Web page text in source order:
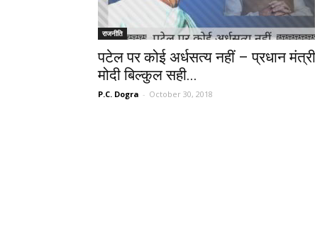
राजनीति
पटेल पर कोई अर्धसत्य नहीं – प्रधान मंत्री
मोदी बिल्कुल सही...
P.C. Dogra - October 30, 2018